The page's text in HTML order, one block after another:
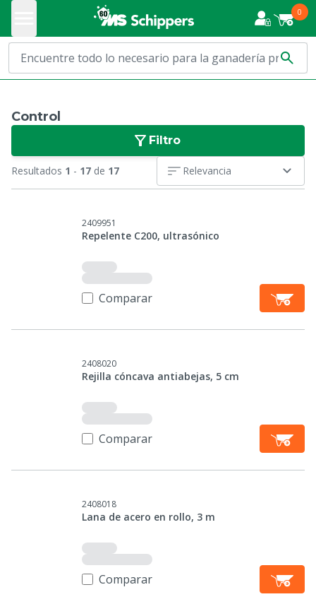
0
Control
Filtro
Resultados 1 - 17 de 17 Relevancia
2409951
Repelente C200, ultrasónico
Comparar
2408020
Rejilla cóncava antiabejas, 5 cm
Comparar
2408018
Lana de acero en rollo, 3 m
Comparar